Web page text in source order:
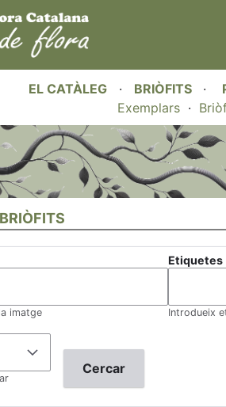
EL CATÀLEG · BRIÒFITS ·
Exemplars·
imatge
Etiquetes
Introdueix